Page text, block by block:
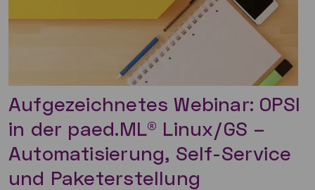
Aufgezeichnetes Webinar: OPSI
in der paed.ML® Linux/GS –
Automatisierung, Self-Service
und Paketerstellung